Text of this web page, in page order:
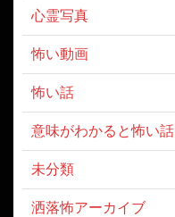
心霊写真
怖い動画
怖い話
意味がわかると怖い話
未分類
洒落怖アーカイブ